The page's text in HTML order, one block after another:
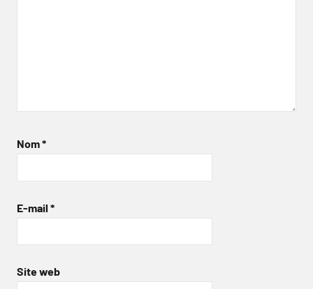
Nom*
E-mail *
Site web